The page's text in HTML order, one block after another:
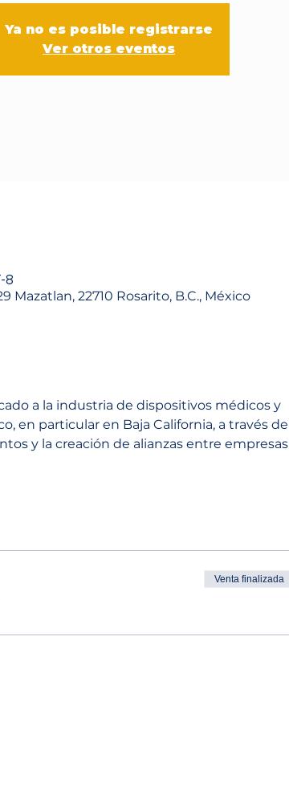
Ya no es posible registrarse
Ver otros eventos
8
Mazatlan, 22710 Rosarito, B.C., México
a la industria de dispositivos médicos y
en particular en Baja California, a través de
y la creación de alianzas entre empresas
Venta finalizada